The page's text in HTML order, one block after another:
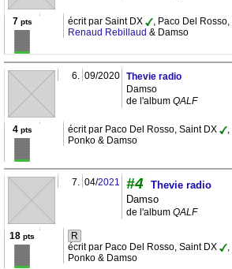
7 pts écrit par Saint DX
, Paco Del
Renaud Rebillaud & Damso
6. 09/2020 Thevie radio
Damso
de l'album QALF
4pts écrit par Paco Del Rosso, Saint DX
Ponko & Damso
7. 04/2021 #4 Thevie radio
Damso
de l'album QALF
18 pts
R
écrit par Paco Del Rosso, Saint DX
Ponko & Damso